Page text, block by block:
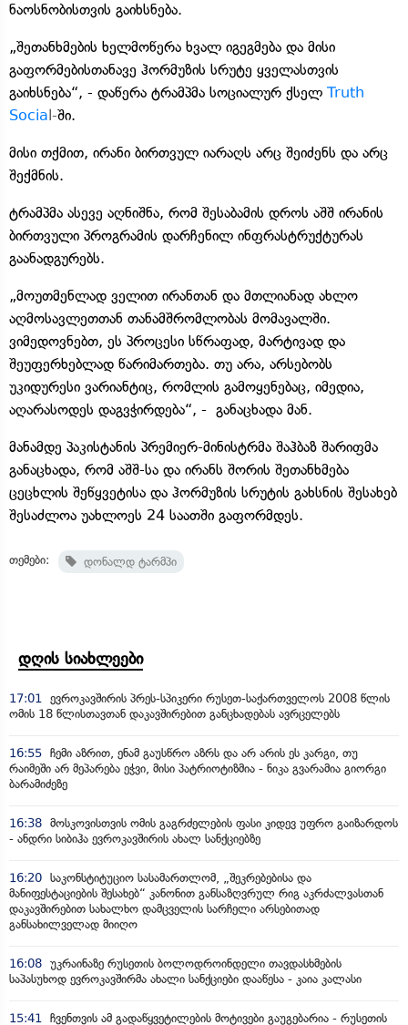
ნაოსნობისთვის გაიხსნება.
„შეთანხმების ხელმოწერა ხვალ იგეგმება და მისი
გაფორმებისთანავე ჰორმუზის სრუტე ყველასთვის
გაიხსნება“, - დაწერა ტრამპმა სოციალურ ქსელ Truth
Social-ში.
მისი თქმით, ირანი ბირთვულ იარაღს არც შეიძენს და არც
შექმნის.
ტრამპმა ასევე აღნიშნა, რომ შესაბამის დროს აშშ ირანის
ბირთვული პროგრამის დარჩენილ ინფრასტრუქტურას
გაანადგურებს.
„მოუთმენლად ველით ირანთან და მთლიანად ახლო
აღმოსავლეთთან თანამშრომლობას მომავალში.
ვიმედოვნებთ, ეს პროცესი სწრაფად, მარტივად და
შეუფერხებლად წარიმართება. თუ არა, არსებობს
უკიდურესი ვარიანტიც, რომლის გამოყენებაც, იმედია,
აღარასოდეს დაგვჭირდება“, - განაცხადა მან.
მანამდე პაკისტანის პრემიერ-მინისტრმა შაჰბაზ შარიფმა
განაცხადა, რომ აშშ-სა და ირანს შორის შეთანხმება
ცეცხლის შეწყვეტისა და ჰორმუზის სრუტის გახსნის შესახებ
შესაძლოა უახლოეს 24 საათში გაფორმდეს.
თემები: დონალდ ტარმპი
დღის სიახლეები
17:01 ევროკავშირის პრეს-სპიკერი რუსეთ-საქართველოს 2008 წლის
ომის 18 წლისთავთან დაკავშირებით განცხადებას ავრცელებს
16:55 ჩემი აზრით, ენამ გაუსწრო აზრს და არ არის ეს კარგი, თუ
რაიმეში არ მეპარება ეჭვი, მისი პატრიოტიზმია - ნიკა გვარამია გიორგი
ბარამიძეზე
16:38 მოსკოვისთვის ომის გაგრძელების ფასი კიდევ უფრო გაიზარდოს
- ანდრი სიბიჰა ევროკავშირის ახალ სანქციებზე
16:20 საკონსტიტუციო სასამართლომ, „შეკრებებისა და
მანიფესტაციების შესახებ“ კანონით განსაზღვრულ რიგ აკრძალვასთან
დაკავშირებით სახალხო დამცველის სარჩელი არსებითად
განსახილველად მიიღო
16:08 უკრაინაზე რუსეთის ბოლოდროინდელი თავდასხმების
საპასუხოდ ევროკავშირმა ახალი სანქციები დააწესა - კაია კალასი
15:41 ჩვენთვის ამ გადაწყვეტილების მოტივები გაუგებარია - რუსეთის